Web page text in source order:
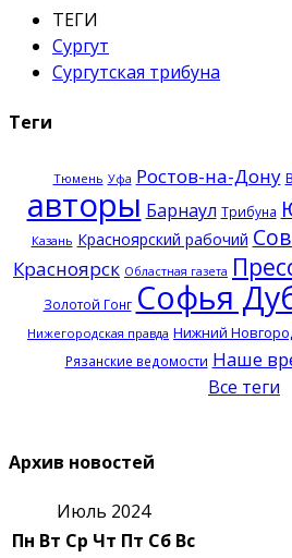
ТЕГИ
Сургут
Сургутская трибуна
Теги
Тюмень Уфа Ростов-на-Дону
авторы Барнаул Трибуна
Казань Красноярский рабочий
Красноярск Областная газета
Золотой Гонг Софья
Нижегородская правда Нижний
Рязанские ведомости Наше
Все теги
Архив новостей
Июль 2024
Пн Вт Ср Чт Пт Сб Вс